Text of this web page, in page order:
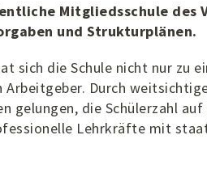
Mitgliedsschule des
und Strukturplänen.
sich die Schule nicht nur zu
Durch
die Schülerzahl auf
Lehrkräfte mit